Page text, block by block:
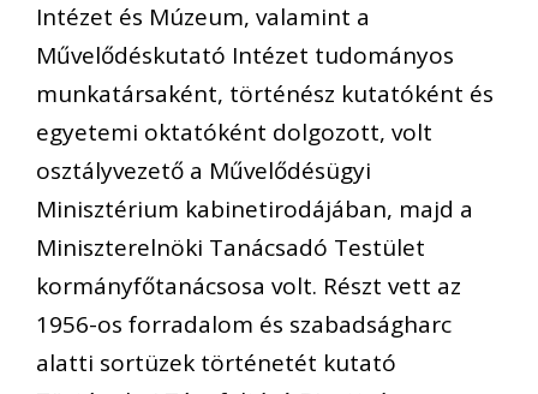
Intézet és Múzeum, valamint a
Művelődéskutató Intézet tudományos
munkatársaként, történész kutatóként és
egyetemi oktatóként dolgozott, volt
osztályvezető a Művelődésügyi
Minisztérium kabinetirodájában, majd a
Miniszterelnöki Tanácsadó Testület
kormányfőtanácsosa volt. Részt vett az
1956-os forradalom és szabadságharc
alatti sortüzek történetét kutató